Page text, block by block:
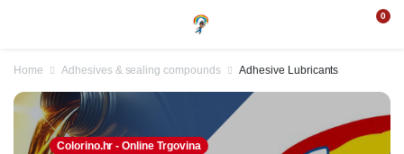
0
Home Adhesives & sealing compounds Adhesive Lubricants
Colorino.hr - Online Trgovina